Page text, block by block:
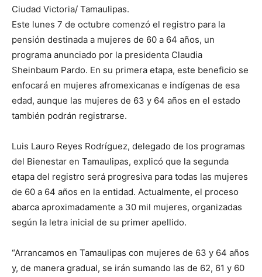
Ciudad Victoria/ Tamaulipas.
Este lunes 7 de octubre comenzó el registro para la
pensión destinada a mujeres de 60 a 64 años, un
programa anunciado por la presidenta Claudia
Sheinbaum Pardo. En su primera etapa, este beneficio se
enfocará en mujeres afromexicanas e indígenas de esa
edad, aunque las mujeres de 63 y 64 años en el estado
también podrán registrarse.
Luis Lauro Reyes Rodríguez, delegado de los programas
del Bienestar en Tamaulipas, explicó que la segunda
etapa del registro será progresiva para todas las mujeres
de 60 a 64 años en la entidad. Actualmente, el proceso
abarca aproximadamente a 30 mil mujeres, organizadas
según la letra inicial de su primer apellido.
“Arrancamos en Tamaulipas con mujeres de 63 y 64 años
y, de manera gradual, se irán sumando las de 62, 61 y 60